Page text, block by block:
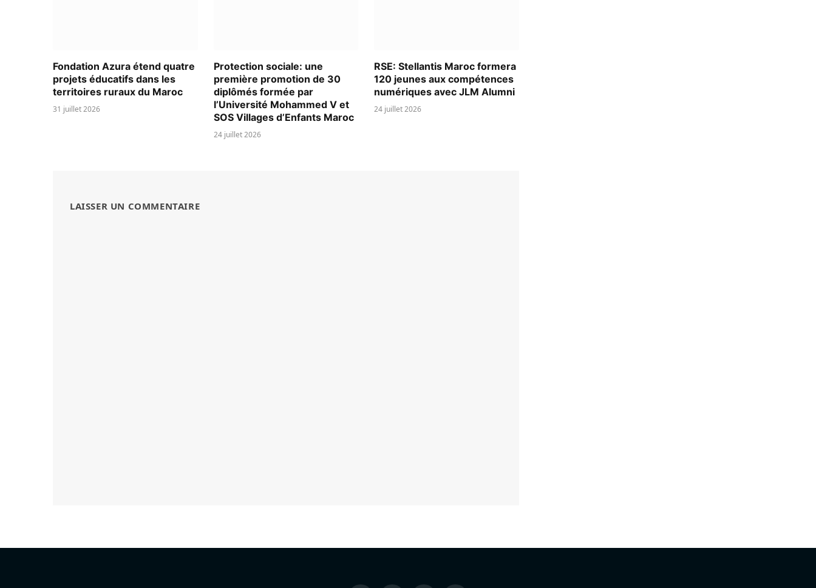
Fondation Azura étend quatre
projets éducatifs dans les
territoires ruraux du Maroc
31 juillet 2026
Protection sociale: une
première promotion de 30
diplômés formée par
l’Université Mohammed V et
SOS Villages d’Enfants Maroc
24 juillet 2026
RSE: Stellantis Maroc formera
120 jeunes aux compétences
numériques avec JLM Alumni
24 juillet 2026
LAISSER UN COMMENTAIRE